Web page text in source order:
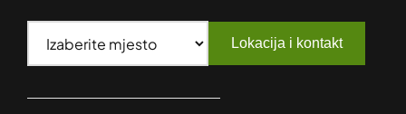
Lokacija i kontakt